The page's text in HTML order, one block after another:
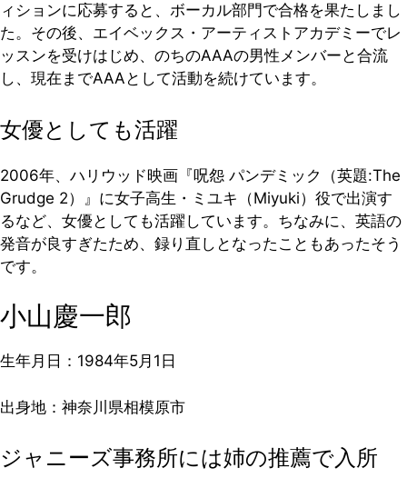
ィションに応募すると、ボーカル部門で合格を果たしまし
た。その後、エイベックス・アーティストアカデミーでレ
ッスンを受けはじめ、のちのAAAの男性メンバーと合流
し、現在までAAAとして活動を続けています。
女優としても活躍
2006年、ハリウッド映画『呪怨 パンデミック（英題:The
Grudge 2）』に女子高生・ミユキ（Miyuki）役で出演す
るなど、女優としても活躍しています。ちなみに、英語の
発音が良すぎたため、録り直しとなったこともあったそう
です。
小山慶一郎
生年月日：1984年5月1日
出身地：神奈川県相模原市
ジャニーズ事務所には姉の推薦で入所